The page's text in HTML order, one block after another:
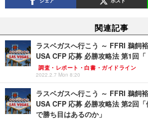
関連記事
ラスベガスへ行こう ～ FFRI 鵜飼
USA CFP 応募 必勝攻略法 第1回「
調査・レポート・白書・ガイドライン
2022.2.7 Mon 8:20
ラスベガスへ行こう ～ FFRI 鵜飼
USA CFP 応募 必勝攻略法 第2回
で勝ち目はあるのか」